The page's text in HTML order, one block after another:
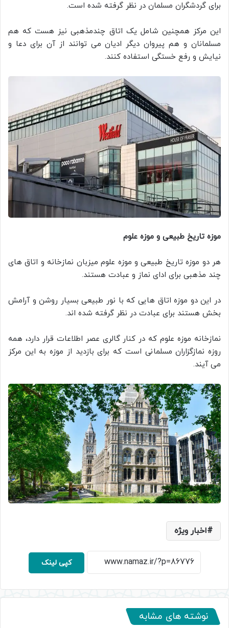
برای گردشگران مسلمان در نظر گرفته شده است.
این مرکز همچنین شامل یک اتاق چندمذهبی نیز هست که هم
مسلمانان و هم پیروان دیگر ادیان می توانند از آن برای دعا و
نیایش و رفع خستگی استفاده کنند.
موزه تاریخ طبیعی و موزه علوم
هر دو موزه تاریخ طبیعی و موزه علوم میزبان نمازخانه و اتاق های
چند مذهبی برای ادای نماز و عبادت هستند.
در این دو موزه اتاق هایی که با نور طبیعی بسیار روشن و آرامش
بخش هستند برای عبادت در نظر گرفته شده اند.
نمازخانه موزه علوم که در کنار گالری عصر اطلاعات قرار دارد، همه
روزه نمازگزاران مسلمانی است که برای بازدید از موزه به این مرکز
می آیند.
اخبار ویژه
کپی لینک
نوشته های مشابه